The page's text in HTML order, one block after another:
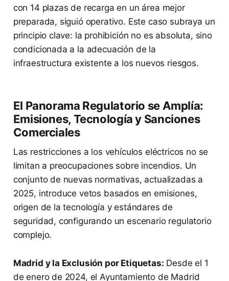
con 14 plazas de recarga en un área mejor
preparada, siguió operativo. Este caso subraya un
principio clave: la prohibición no es absoluta, sino
condicionada a la adecuación de la
infraestructura existente a los nuevos riesgos.
El Panorama Regulatorio se Amplía:
Emisiones, Tecnología y Sanciones
Comerciales
Las restricciones a los vehículos eléctricos no se
limitan a preocupaciones sobre incendios. Un
conjunto de nuevas normativas, actualizadas a
2025, introduce vetos basados en emisiones,
origen de la tecnología y estándares de
seguridad, configurando un escenario regulatorio
complejo.
Madrid y la Exclusión por Etiquetas: Desde el 1
de enero de 2024, el Ayuntamiento de Madrid